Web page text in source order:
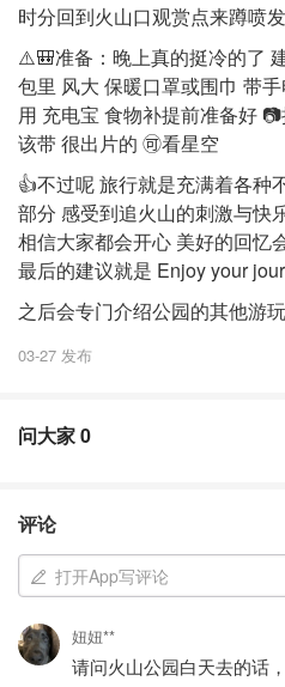
时分回到火山口观赏点来蹲喷发
⚠️🎒准备：晚上真的挺冷的了
包里 风大 保暖口罩或围巾 带
用 充电宝 食物补提前准备好
该带 很出片的 🉑看星空
👍不过呢 旅行就是充满着各种
部分 感受到追火山的刺激与快
相信大家都会开心 美好的回忆
最后的建议就是 Enjoy your
之后会专门介绍公园的其他游
03-27 发布
问大家0
评论
打开App写评论
妞妞**
请问火山公园白天去的话